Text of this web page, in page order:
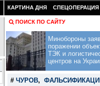
КАРТИНА ДНЯ СПЕЦОПЕРАЦИЯ
ПОИСК ПО САЙТУ
Минобороны
поражении
ТЭК и
центров на
# ЧУРОВ,